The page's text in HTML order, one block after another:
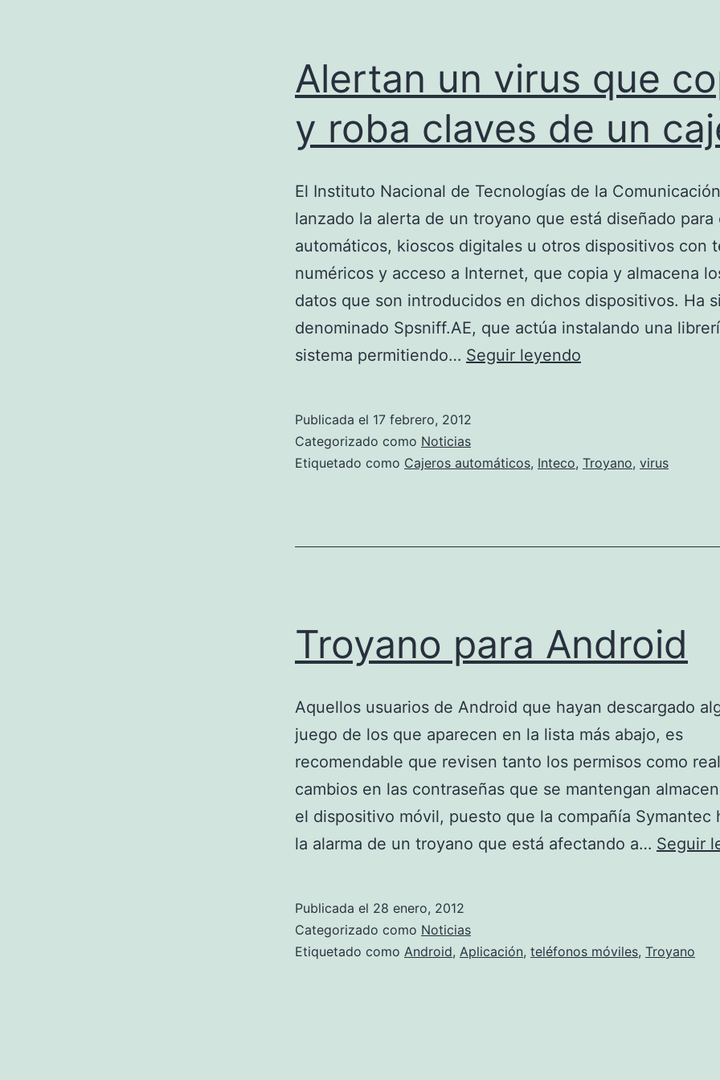
Alertan un virus que
y roba claves de un
El Instituto Nacional de Tecnologías de la
lanzado la alerta de un troyano que está diseñado para
automáticos, kioscos digitales u otros dispositivos con
numéricos y acceso a Internet, que copia y almacena
datos que son introducidos en dichos dispositivos. Ha
denominado Spsniff.AE, que actúa instalando una
sistema permitiendo… Seguir leyendo
copia
claves
cajero
Publicada el 17 febrero, 2012
Categorizado como Noticias
Etiquetado como Cajeros automáticos, Inteco, Troyano, virus
Troyano para Android
Aquellos usuarios de Android que hayan descargado
juego de los que aparecen en la lista más abajo, es
recomendable que revisen tanto los permisos como
cambios en las contraseñas que se mantengan
el dispositivo móvil, puesto que la compañía Symantec
la alarma de un troyano que está afectando a… Seguir
Publicada el 28 enero, 2012
Categorizado como Noticias
Etiquetado como Android, Aplicación, teléfonos móviles, Troyano